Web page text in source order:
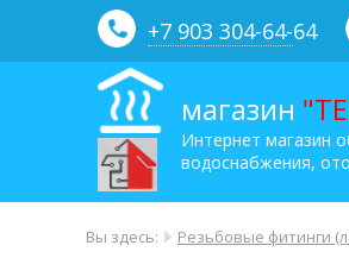
+7 903 304-64-64
магазин
Интернет магазин
водоснабжения,
Вы здесь: Резьбовые фитинги